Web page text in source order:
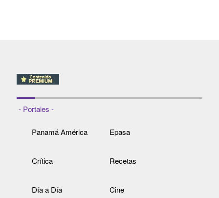
- Portales -
Panamá América Epasa
Crítica Recetas
Día a Día Cine